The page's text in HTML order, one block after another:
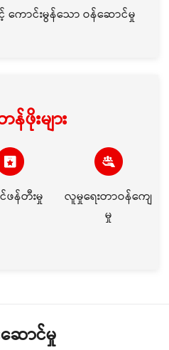
ောင်းမွန်သော ဝန်ဆောင်မှု
းများ
န်တီးမှု
လူမှုရေးတာဝန်ကျေ
မှု
ဆောင်မှု